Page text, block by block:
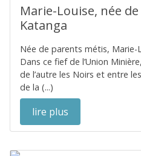
Marie-Louise, née
Katanga
Née de parents métis,
Dans ce fief de l’Union
de l’autre les Noirs et entre
de la (...)
lire plus